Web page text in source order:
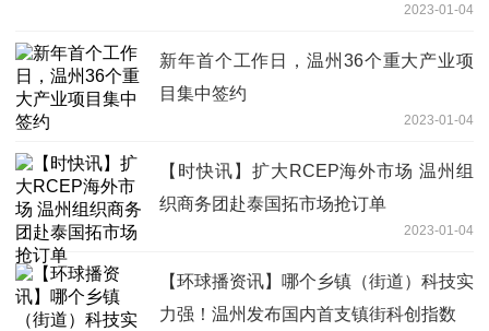
2023-01-04
新年首个工作日，温州36个重大产业项
目集中签约
2023-01-04
【时快讯】扩大RCEP海外市场 温州组
织商务团赴泰国拓市场抢订单
2023-01-04
【环球播资讯】哪个乡镇（街道）科技实
力强！温州发布国内首支镇街科创指数